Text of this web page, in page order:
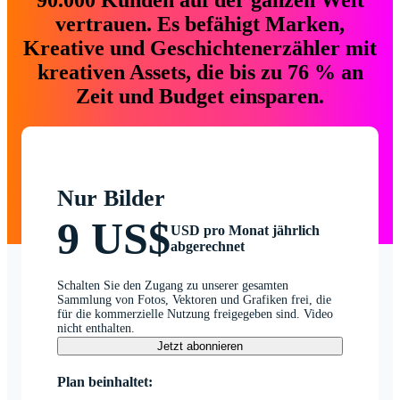
vertrauen. Es befähigt Marken,
Kreative und Geschichtenerzähler mit
kreativen Assets, die bis zu 76 % an
Zeit und Budget einsparen.
Nur Bilder
9 US$USD pro Monat jährlich
abgerechnet
Schalten Sie den Zugang zu unserer gesamten
Sammlung von Fotos, Vektoren und Grafiken frei, die
für die kommerzielle Nutzung freigegeben sind. Video
nicht enthalten.
Jetzt abonnieren
Plan beinhaltet: